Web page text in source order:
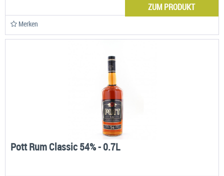
ZUM PRODUKT
Merken
Pott Rum Classic 54% - 0.7L